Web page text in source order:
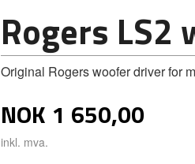
Rogers LS2
Original Rogers woofer driver for
NOK 1 650,00
inkl. mva.